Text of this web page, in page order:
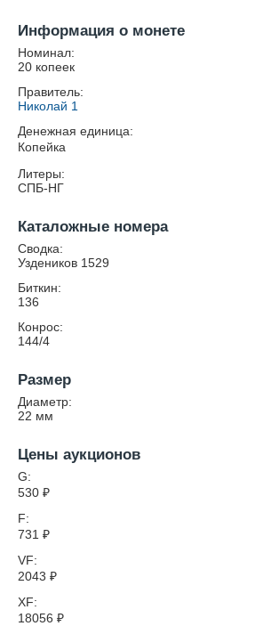
Информация о монете
Номинал:
20 копеек
Правитель:
Николай 1
Денежная единица:
Копейка
Литеры:
СПБ-НГ
Каталожные номера
Сводка:
Уздеников 1529
Биткин:
136
Конрос:
144/4
Размер
Диаметр:
22 мм
Цены аукционов
G:
530 ₽
F:
731 ₽
VF:
2043 ₽
XF:
18056 ₽